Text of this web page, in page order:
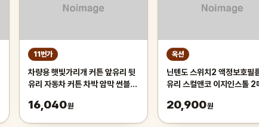
11번가
차량용 햇빛가리개 커튼 앞유리 뒷
유리 자동차 커튼 차박 암막 썬블라
유리햇
16,040원
옥션
닌텐도 스위치2 액정보호필
유리 스컬앤코 이지인스톨 2
20,900원